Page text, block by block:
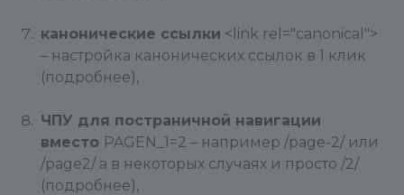
канонические ссылки <link rel="canonical">
– настройка канонических ссылок в 1 клик
(подробнее),
ЧПУ для постраничной навигации
вместо PAGEN_1=2 – например /page-2/ или
/page2/ а в некоторых случаях и просто /2/
(подробнее),